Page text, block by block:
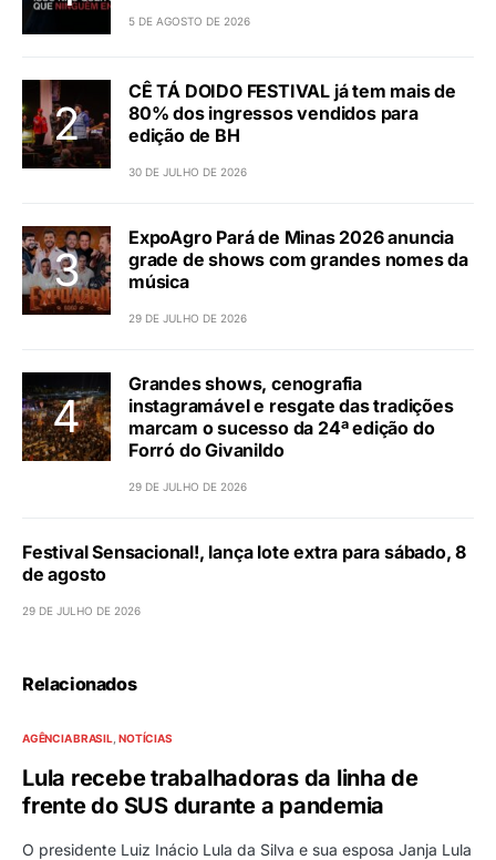
5 DE AGOSTO DE 2026
CÊ TÁ DOIDO FESTIVAL já tem mais de
80% dos ingressos vendidos para
edição de BH
30 DE JULHO DE 2026
ExpoAgro Pará de Minas 2026 anuncia
grade de shows com grandes nomes da
música
29 DE JULHO DE 2026
Grandes shows, cenografia
instagramável e resgate das tradições
marcam o sucesso da 24ª edição do
Forró do Givanildo
29 DE JULHO DE 2026
Festival Sensacional!, lança lote extra para sábado, 8
de agosto
29 DE JULHO DE 2026
Relacionados
AGÊNCIA BRASIL NOTÍCIAS
Lula recebe trabalhadoras da linha de
frente do SUS durante a pandemia
O presidente Luiz Inácio Lula da Silva e sua esposa Janja Lula